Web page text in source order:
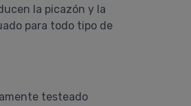
la picazón y la
para todo tipo de
testeado